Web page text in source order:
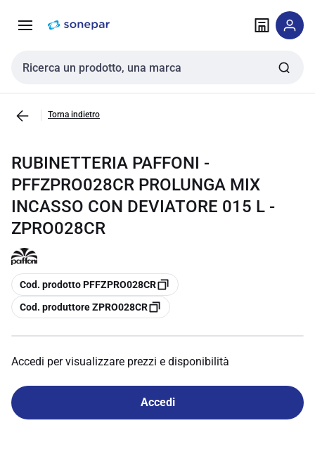
navigazione alla
Cerca input
Torna indietro
RUBINETTERIA PAFFONI -
PFFZPRO028CR PROLUNGA MIX
INCASSO CON DEVIATORE 015 L -
ZPRO028CR
copia
Cod. prodotto PFFZPRO028CR
copia
Cod. produttore ZPRO028CR
Accedi per visualizzare prezzi e disponibilità
Accedi